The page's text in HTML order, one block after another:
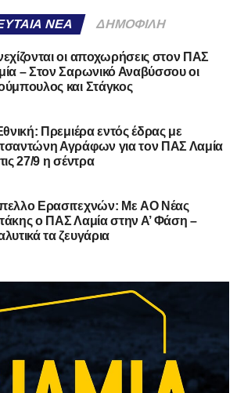
ΝΈΑ ΔΗΜΟΦΙΛΉ
οι αποχωρήσεις στον ΠΑΣ
– Στον Σαρωνικό Αναβύσσου οι
και Στάγκος
Πρεμιέρα εντός έδρας με
Αγράφων για τον ΠΑΣ Λαμία
27/9 η σέντρα
Ερασιτεχνών: Με AO Nέας
ο ΠΑΣ Λαμία στην Α’ Φάση –
τα ζευγάρια